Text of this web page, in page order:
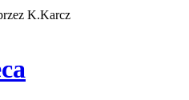
K.Karcz